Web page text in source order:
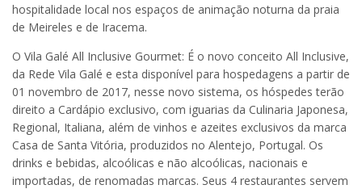
hospitalidade local nos espaços de animação noturna da praia
de Meireles e de Iracema.
O Vila Galé All Inclusive Gourmet: É o novo conceito All Inclusive,
da Rede Vila Galé e esta disponível para hospedagens a partir de
01 novembro de 2017, nesse novo sistema, os hóspedes terão
direito a Cardápio exclusivo, com iguarias da Culinaria Japonesa,
Regional, Italiana, além de vinhos e azeites exclusivos da marca
Casa de Santa Vitória, produzidos no Alentejo, Portugal. Os
drinks e bebidas, alcoólicas e não alcoólicas, nacionais e
importadas, de renomadas marcas. Seus 4 restaurantes servem